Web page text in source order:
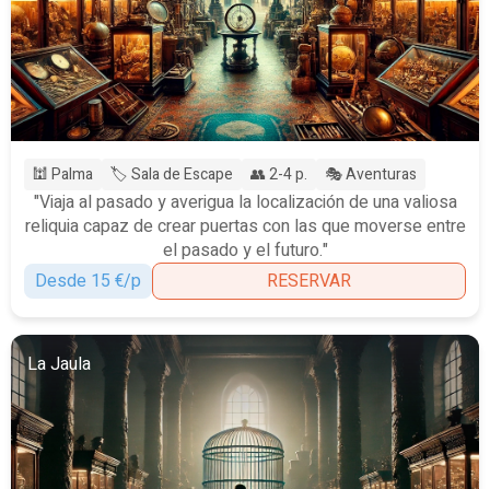
🕍 Palma 🏷️ Sala de Escape 👥 2-4 p. 🎭 Aventuras
"Viaja al pasado y averigua la localización de una valiosa
reliquia capaz de crear puertas con las que moverse entre
el pasado y el futuro."
Desde 15 €/p
RESERVAR
La Jaula